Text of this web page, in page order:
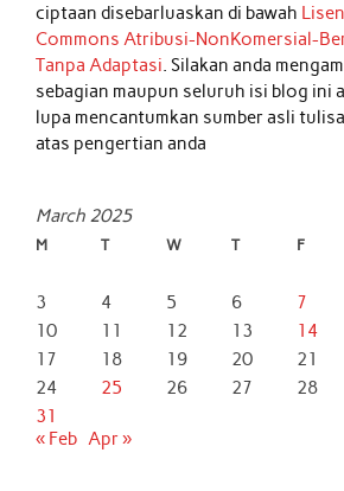
ciptaan disebarluaskan di bawah
Commons Atribusi-NonKomersial-
Tanpa Adaptasi. Silakan anda
sebagian maupun seluruh isi blog ini
lupa mencantumkan sumber asli
atas pengertian anda
March 2025
M T W T F
3
4 5 6 7
10
11 12 13 14
17
18 19 20 21
24
25 26 27 28
31
« Feb Apr »